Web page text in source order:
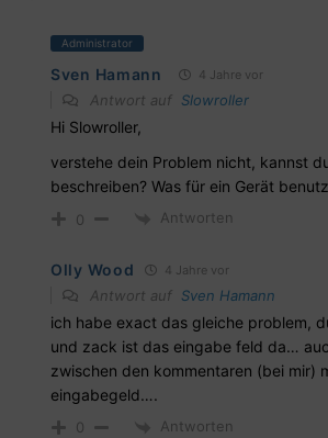
Administrator
Sven Hamann 4 Jahre vor
Antwort auf Slowroller
Hi Slowroller,
verstehe dein Problem nicht, kannst
beschreiben? Was für ein Gerät
0 Antworten
Olly Wood 4 Jahre vor
Antwort auf Sven Hamann
ich habe exact das gleiche problem,
und zack ist das eingabe feld da…
zwischen den kommentaren (bei mir)
eingabegeld….
0 Antworten